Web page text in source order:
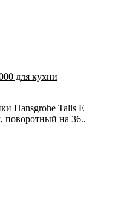
для кухни
Hansgrohe Talis E
поворотный на 36..